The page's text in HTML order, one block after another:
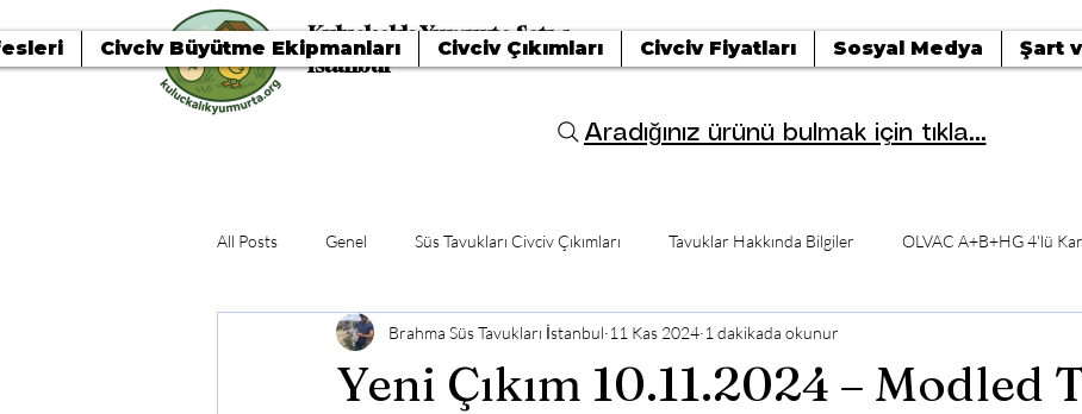
Kuluçkalık Yumurta Satışı
İstanbul
Civciv Büyütme Ekipmanları Civciv Çıkımları Civciv Fiyatları Sosyal Medya Şart
Aradığınız ürünü bulmak için tıkla...
All Posts Genel Süs Tavukları Civciv Çıkımları Tavuklar Hakkında Bilgiler OLVAC A+B+HG 4'lü
Yeni Çıkım 10.11.2024 – Modled
Brahma Süs Tavukları İstanbul 11 Kas 2024 1 dakikada okunur